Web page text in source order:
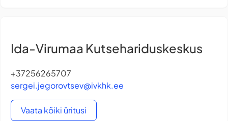
Ida-Virumaa Kutsehariduskeskus
+37256265707
sergei.jegorovtsev@ivkhk.ee
Vaata kõiki üritusi